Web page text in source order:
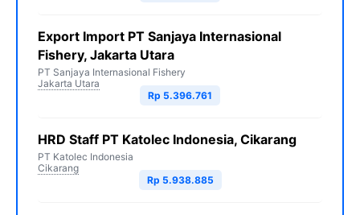
Export Import PT Sanjaya Internasional
Fishery, Jakarta Utara
PT Sanjaya Internasional Fishery
Jakarta Utara
Rp 5.396.761
HRD Staff PT Katolec Indonesia, Cikarang
PT Katolec Indonesia
Cikarang
Rp 5.938.885